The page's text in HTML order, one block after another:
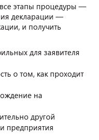
этапы процедуры —
декларации —
и получить
для заявителя
о том, как проходит
на
другой
предприятия